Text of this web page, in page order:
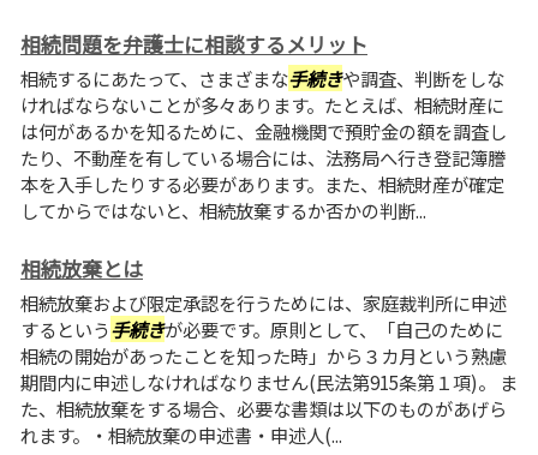
相続問題を弁護士に相談するメリット
相続するにあたって、さまざまな手続きや調査、判断をしな
ければならないことが多々あります。たとえば、相続財産に
は何があるかを知るために、金融機関で預貯金の額を調査し
たり、不動産を有している場合には、法務局へ行き登記簿謄
本を入手したりする必要があります。また、相続財産が確定
してからではないと、相続放棄するか否かの判断...
相続放棄とは
相続放棄および限定承認を行うためには、家庭裁判所に申述
するという手続きが必要です。原則として、「自己のために
相続の開始があったことを知った時」から３カ月という熟慮
期間内に申述しなければなりません(民法第915条第１項)。 ま
た、相続放棄をする場合、必要な書類は以下のものがあげら
れます。・相続放棄の申述書・申述人(...